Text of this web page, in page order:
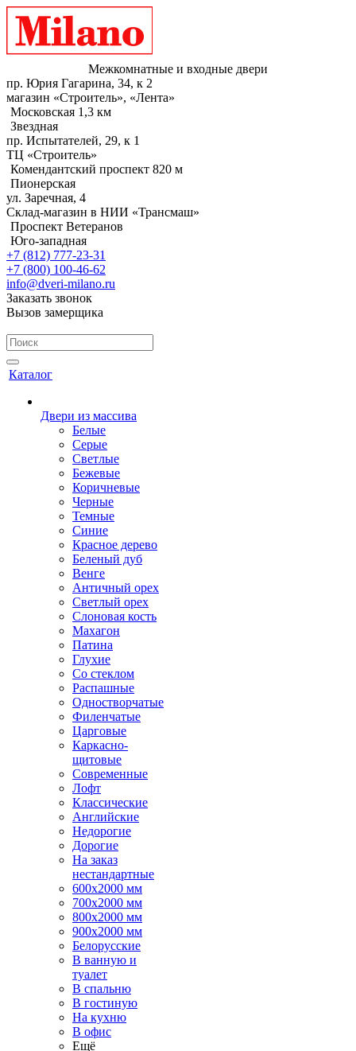
Межкомнатные и входные двери
пр. Юрия Гагарина, 34, к 2
магазин «Строитель», «Лента»
Московская 1,3 км
Звездная
пр. Испытателей, 29, к 1
ТЦ «Строитель»
Комендантский проспект 820 м
Пионерская
ул. Заречная, 4
Склад-магазин в НИИ «Трансмаш»
Проспект Ветеранов
Юго-западная
+7 (812) 777-23-31
+7 (800) 100-46-62
info@dveri-milano.ru
Заказать звонок
Вызов замерщика
Каталог
Двери из массива
Белые
Серые
Светлые
Бежевые
Коричневые
Черные
Темные
Синие
Красное дерево
Беленый дуб
Венге
Античный орех
Светлый орех
Слоновая кость
Махагон
Патина
Глухие
Со стеклом
Распашные
Одностворчатые
Филенчатые
Царговые
Каркасно-
щитовые
Современные
Лофт
Классические
Английские
Недорогие
Дорогие
На заказ
нестандартные
600х2000 мм
700х2000 мм
800х2000 мм
900х2000 мм
Белорусские
В ванную и
туалет
В спальню
В гостиную
На кухню
В офис
Ещё